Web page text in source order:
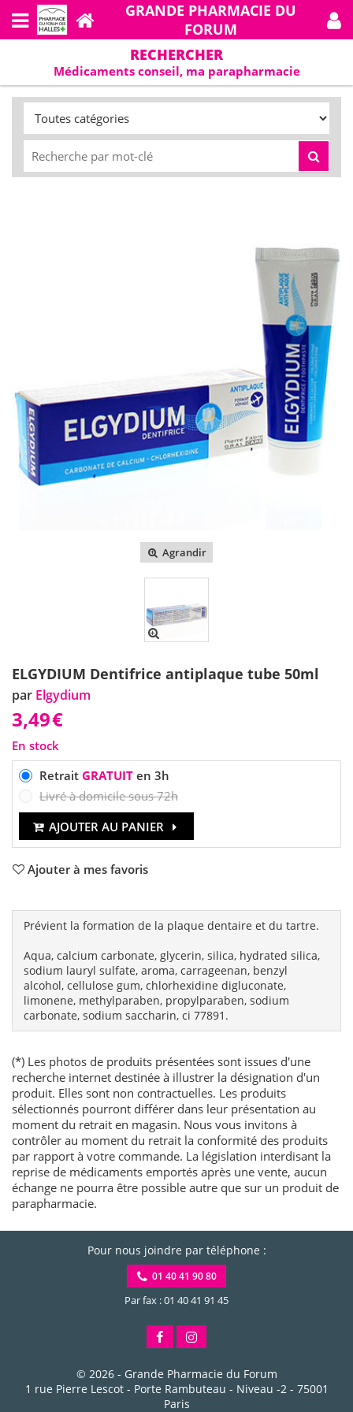
GRANDE PHARMACIE DU
FORUM
RECHERCHER
Médicaments conseil, ma parapharmacie
Agrandir
ELGYDIUM Dentifrice antiplaque tube 50ml
par Elgydium
3,49€
En stock
Retrait GRATUITen 3h
Livré à domicile sous 72h
AJOUTER AU PANIER
Ajouter à mes favoris
Prévient la formation de la plaque dentaire et du tartre.
Aqua, calcium carbonate, glycerin, silica, hydrated silica,
sodium lauryl sulfate, aroma, carrageenan, benzyl
alcohol, cellulose gum, chlorhexidine digluconate,
limonene, methylparaben, propylparaben, sodium
carbonate, sodium saccharin, ci 77891.
(*) Les photos de produits présentées sont issues d'une
recherche internet destinée à illustrer la désignation d'un
produit. Elles sont non contractuelles. Les produits
sélectionnés pourront différer dans leur présentation au
moment du retrait en magasin. Nous vous invitons à
contrôler au moment du retrait la conformité des produits
par rapport à votre commande. La législation interdisant la
reprise de médicaments emportés après une vente, aucun
échange ne pourra être possible autre que sur un produit de
parapharmacie.
Pour nous joindre par téléphone :
01 40 41 90 80
Par fax : 01 40 41 91 45
© 2026 - Grande Pharmacie du Forum
1 rue Pierre Lescot - Porte Rambuteau - Niveau -2- 75001
Paris